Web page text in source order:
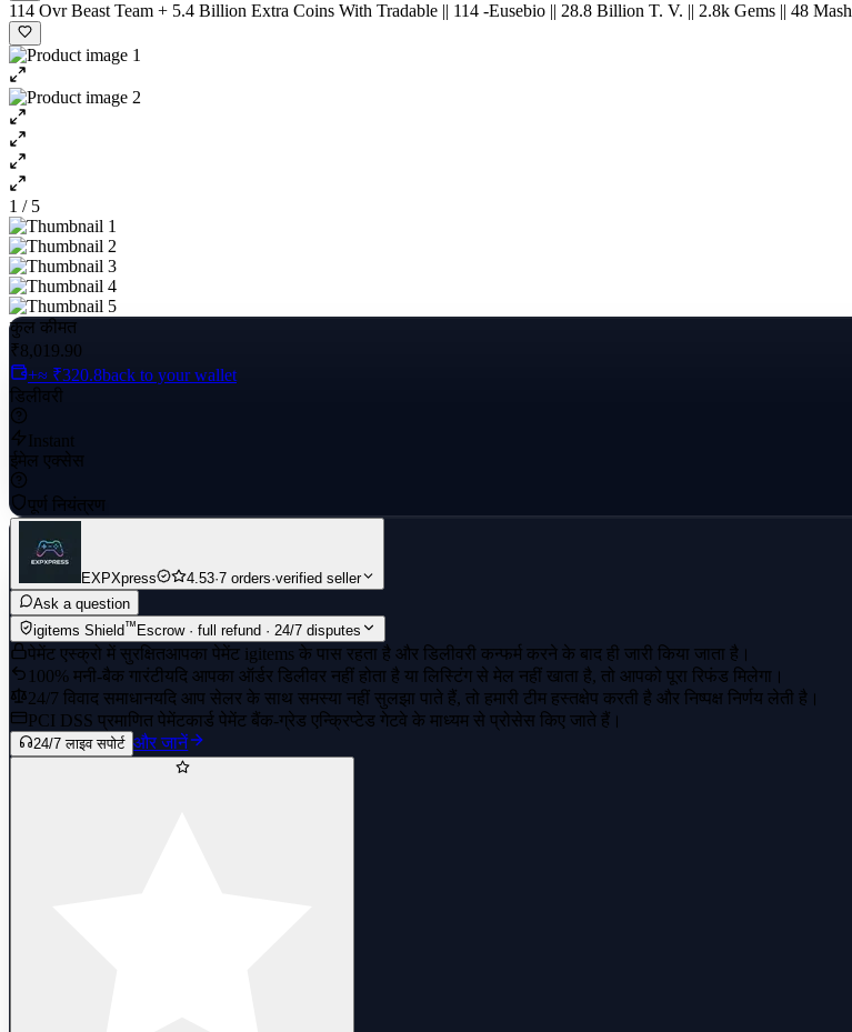
114 Ovr Beast Team + 5.4 Billion Extra Coins With Tradable || 114 -Eusebio || 28.8 Billion T. V. || 2.8k Gems || 48 Mash
1 / 5
कुल कीमत
₹8,019.90
+≈ ₹320.8back to your wallet
डिलीवरी
Instant
ईमेल एक्सेस
पूर्ण नियंत्रण
EXPXpress 4.53·7 orders·verified seller
Ask a question
igitems Shield™Escrow · full refund · 24/7 disputes
पेमेंट एस्क्रो में सुरक्षितआपका पेमेंट igitems के पास रहता है और डिलीवरी कन्फर्म करने के बाद ही जारी किया जाता है।
100% मनी-बैक गारंटीयदि आपका ऑर्डर डिलीवर नहीं होता है या लिस्टिंग से मेल नहीं खाता है, तो आपको पूरा रिफंड मिलेगा।
24/7 विवाद समाधानयदि आप सेलर के साथ समस्या नहीं सुलझा पाते हैं, तो हमारी टीम हस्तक्षेप करती है और निष्पक्ष निर्णय लेती है।
PCI DSS प्रमाणित पेमेंटकार्ड पेमेंट बैंक-ग्रेड एन्क्रिप्टेड गेटवे के माध्यम से प्रोसेस किए जाते हैं।
24/7 लाइव सपोर्ट और जानें